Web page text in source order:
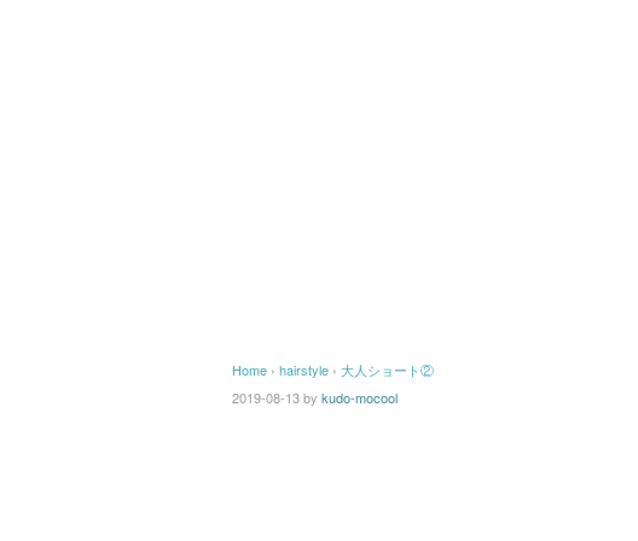
Home › hairstyle › 大人ショート②
2019-08-13by kudo-mocool